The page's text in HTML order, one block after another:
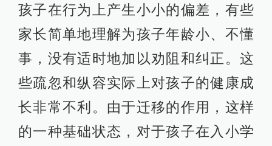
孩子在行为上产生小小的偏差，有些
家长简单地理解为孩子年龄小、不懂
事，没有适时地加以劝阻和纠正。这
些疏忽和纵容实际上对孩子的健康成
长非常不利。由于迁移的作用，这样
的一种基础状态，对于孩子在入小学